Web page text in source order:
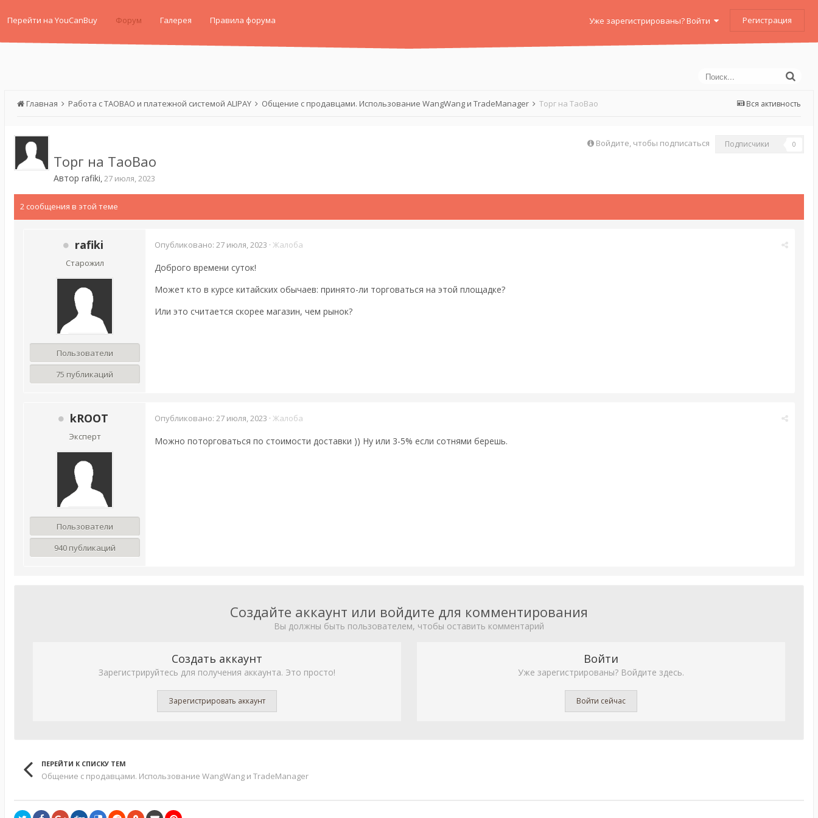
Перейти на YouCanBuy Форум Галерея Правила форума Уже зарегистрированы? Войти Регистрация
Вся активность
Главная Работа с TAOBAO и платежной системой ALIPAY Общение с продавцами. Использование WangWang и TradeManager Торг на TaoBao
Войдите, чтобы подписаться Подписчики 0
Торг на TaoBao
Автор rafiki,27 июля, 2023
2 сообщения в этой теме
rafiki
Старожил
Пользователи
75 публикаций
Опубликовано: 27 июля, 2023 · Жалоба
Доброго времени суток!
Может кто в курсе китайских обычаев: принято-ли торговаться на этой площадке?
Или это считается скорее магазин, чем рынок?
kROOT
Эксперт
Пользователи
940 публикаций
Опубликовано: 27 июля, 2023 · Жалоба
Можно поторговаться по стоимости доставки )) Ну или 3-5% если сотнями берешь.
Создайте аккаунт или войдите для комментирования
Вы должны быть пользователем, чтобы оставить комментарий
Создать аккаунт
Зарегистрируйтесь для получения аккаунта. Это просто!
Зарегистрировать аккаунт
Войти
Уже зарегистрированы? Войдите здесь.
Войти сейчас
ПЕРЕЙТИ К СПИСКУ ТЕМ
Общение с продавцами. Использование WangWang и TradeManager